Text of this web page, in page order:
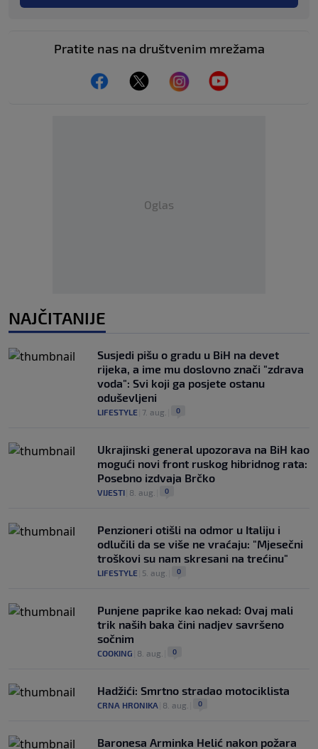
Pratite nas na društvenim mrežama
Oglas
NAJČITANIJE
Susjedi pišu o gradu u BiH na devet
rijeka, a ime mu doslovno znači "zdrava
voda": Svi koji ga posjete ostanu
oduševljeni
LIFESTYLE 7. aug. 0
Ukrajinski general upozorava na BiH kao
mogući novi front ruskog hibridnog rata:
Posebno izdvaja Brčko
VIJESTI 8. aug. 0
Penzioneri otišli na odmor u Italiju i
odlučili da se više ne vraćaju: "Mjesečni
troškovi su nam skresani na trećinu"
LIFESTYLE 5. aug. 0
Punjene paprike kao nekad: Ovaj mali
trik naših baka čini nadjev savršeno
sočnim
COOKING 8. aug. 0
Hadžići: Smrtno stradao motociklista
CRNA HRONIKA 8. aug. 0
Baronesa Arminka Helić nakon požara